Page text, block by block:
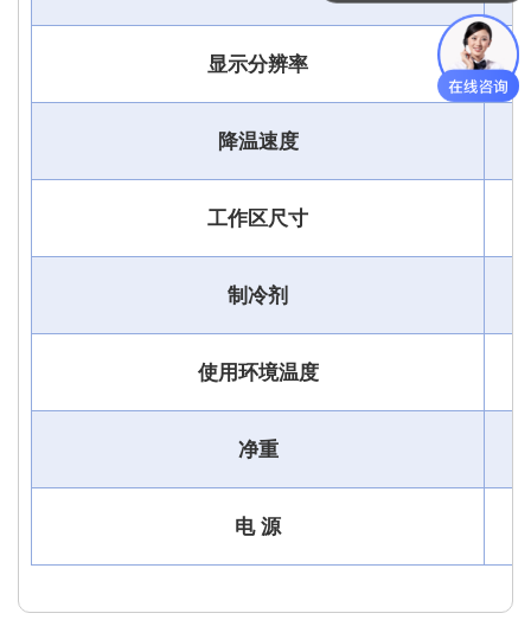
显示分辨率
降温速度
工作区尺寸
制冷剂
使用环境温度
净重
电 源